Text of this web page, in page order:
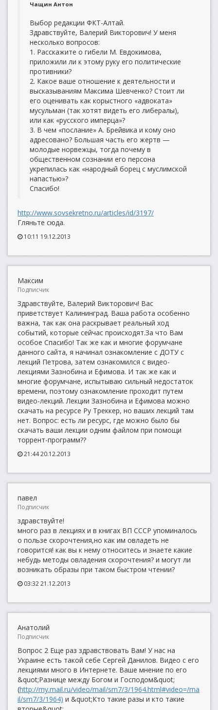
Чащин Антон
Выбор редакции ФКТ-Алтай.
Здравствуйте, Валерий Викторович! У меня
несколько вопросов:
1. Расскажите о гибели М. Евдокимова,
приложили ли к этому руку его политические
противники?
2. Какое ваше отношение к деятельности и
высказываниям Максима Шевченко? Стоит ли
его оценивать как корыстного «адвоката»
мусульман (так хотят видеть его либералы),
или как «русского имперца»?
3. В чем «послание» А. Брейвика и кому оно
адресовано? Большая часть его жертв —
молодые норвежцы, тогда почему в
общественном сознании его персона
укрепилась как «народный борец с муслимской
напастью»?
Спасибо!
http://www.sovsekretno.ru/articles/id/3197/
Гляньте сюда.
10:11 19.12.2013
Максим
Подписчик
Здравствуйте, Валерий Викторович! Вас
приветствует Калининград. Ваша работа особенно
важна, так как она раскрывает реальный ход
событий, которые сейчас происходят.За что Вам
особое Спасибо! Так же как и многие форумчане
данного сайта, я начинал ознакомление с ДОТУ с
лекций Петрова, затем ознакомился с видео-
лекциями Зазнобина и Ефимова. И так же как и
многие форумчане, испытываю сильный недостаток
времени, поэтому ознакомление проходит путем
видео-лекций. Лекции Зазнобина и Ефимова можно
скачать на ресурсе Ру Треккер, но ваших лекций там
нет. Вопрос: есть ли ресурс, где можно было бы
скачать ваши лекции одним файлом при помощи
торрент-программ??
21:44 20.12.2013
павел
Подписчик
здравствуйте!
много раз в лекциях и в книгах ВП СССР упоминалось
о пользе скорочтения,но как им овладеть не
говорится! как вы к нему относитесь и знаете какие
небудь методы овладения скорочтения? и могут ли
возникать образы при таком быстром чтении?
03:32 21.12.2013
Анатолий
Подписчик
Вопрос 2 Еще раз здравствовать Вам! У нас на
Украине есть такой себе Сергей Данилов. Видео с его
лекциями много в Интернете. Ваше мнение по его
&quot;Разнице между Богом и Господом&quot;
(http://my.mail.ru/video/mail/sm7/3/1964.html#video=/ma
il/sm7/3/1964) и &quot;Кто такие разы и кто такие